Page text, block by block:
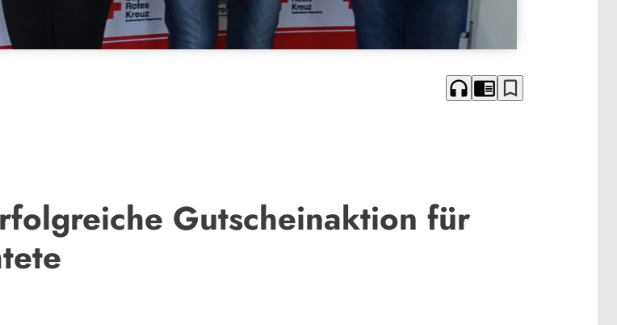
headphones chrome_reader_mode bookmark_border
Gutscheinaktion für